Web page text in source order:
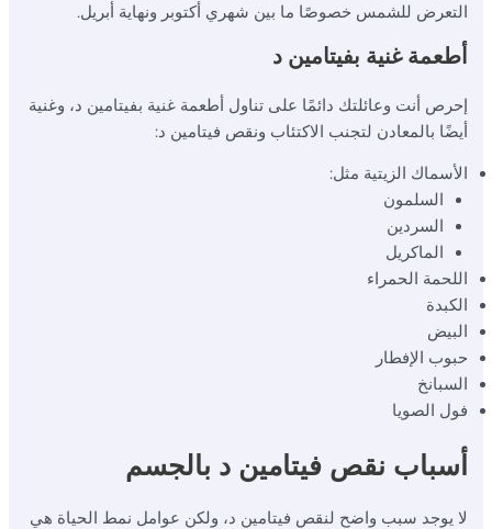
التعرض للشمس خصوصًا ما بين شهري أكتوبر ونهاية أبريل.
أطعمة غنية بفيتامين د
إحرص أنت وعائلتك دائمًا على تناول أطعمة غنية بفيتامين د، وغنية
أيضًا بالمعادن لتجنب الاكتئاب ونقص فيتامين د:
الأسماك الزيتية مثل:
السلمون
السردين
الماكريل
اللحمة الحمراء
الكبدة
البيض
حبوب الإفطار
السبانخ
فول الصويا
أسباب نقص فيتامين د بالجسم
لا يوجد سبب واضح لنقص فيتامين د، ولكن عوامل نمط الحياة هي